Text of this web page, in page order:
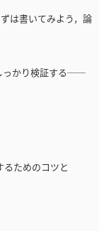
は書いてみよう，論
っかり検証する──
ためのコツと